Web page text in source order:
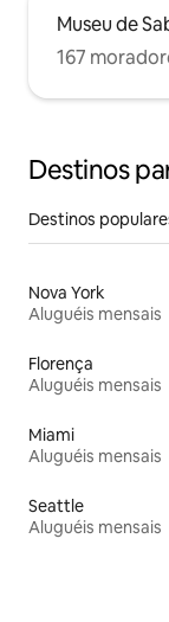
Museu de
167
Destinos
Destinos
Nova York
Aluguéis mensais
Florença
Aluguéis mensais
Miami
Aluguéis mensais
Seattle
Aluguéis mensais